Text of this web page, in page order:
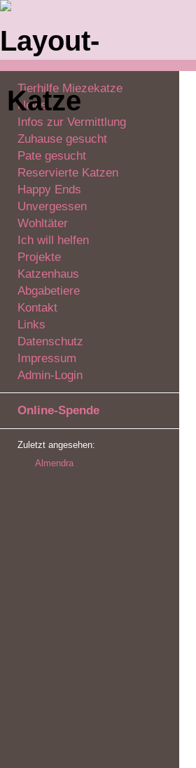
Tierhilfe Miezekatze
News
Infos zur Vermittlung
Zuhause gesucht
Pate gesucht
Reservierte Katzen
Happy Ends
Unvergessen
Wohltäter
Ich will helfen
Projekte
Katzenhaus
Abgabetiere
Kontakt
Links
Datenschutz
Impressum
Admin-Login
Online-Spende
Zuletzt angesehen:
Almendra